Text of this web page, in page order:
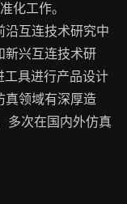
化工作。
沿互连技术研究中
新兴互连技术研
工具进行产品设计
真领域有深厚造
多次在国内外仿真